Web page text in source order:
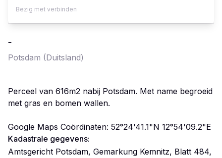
-
Potsdam (Duitsland)
Perceel van 616m2 nabij Potsdam. Met name begroeid
met gras en bomen wallen.
Google Maps Coördinaten: 52°24'41.1"N 12°54'09.2"E
Kadastrale gegevens:
Amtsgericht Potsdam, Gemarkung Kemnitz, Blatt 484,
Bezig met verbinden